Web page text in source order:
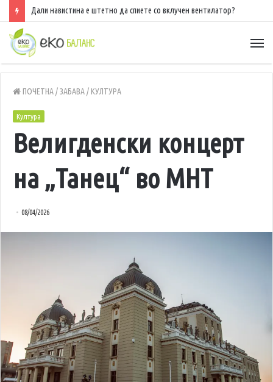
Дали навистина е штетно да спиете со вклучен вентилатор?
ПОЧЕТНА/ЗАБАВА/ КУЛТУРА
Култура
Велигденски концерт
на „Танец“ во МНТ
08/04/2026